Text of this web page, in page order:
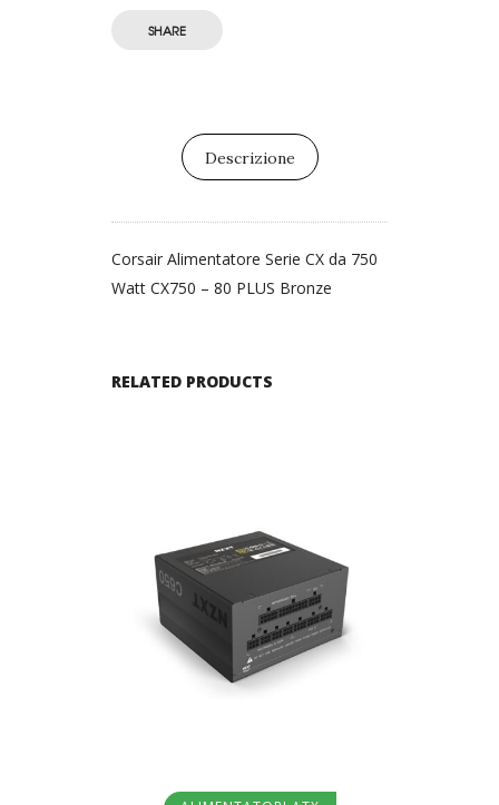
SHARE
Descrizione
Corsair Alimentatore Serie CX da 750
Watt CX750 – 80 PLUS Bronze
RELATED PRODUCTS
Aggiungi al carrello